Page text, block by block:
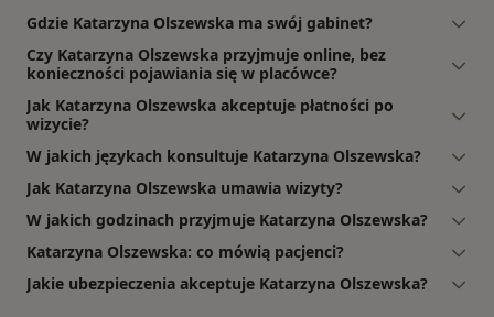
Gdzie Katarzyna Olszewska ma swój gabinet?
Czy Katarzyna Olszewska przyjmuje online, bez
konieczności pojawiania się w placówce?
Jak Katarzyna Olszewska akceptuje płatności po
wizycie?
W jakich językach konsultuje Katarzyna Olszewska?
Jak Katarzyna Olszewska umawia wizyty?
W jakich godzinach przyjmuje Katarzyna Olszewska?
Katarzyna Olszewska: co mówią pacjenci?
Jakie ubezpieczenia akceptuje Katarzyna Olszewska?